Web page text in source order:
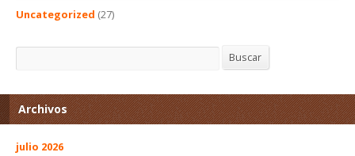
Uncategorized (27)
Buscar Buscar
Archivos
julio 2026